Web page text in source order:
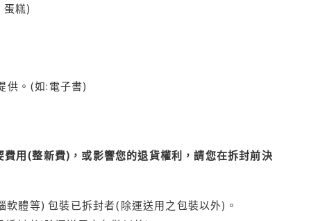
蛋糕)
供。(如:電子書)
用(整新費)，或影響您的退貨權利，請您在拆封前決
體等) 包裝已拆封者(除運送用之包裝以外)。